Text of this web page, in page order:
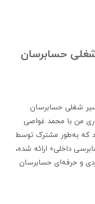
حسابرسان
شغلی حسابرسان
من با محمد غواصی
که به‌طور مشترک توسط
داخلی» ارائه شده،
و حرفه‌ای حسابرسان